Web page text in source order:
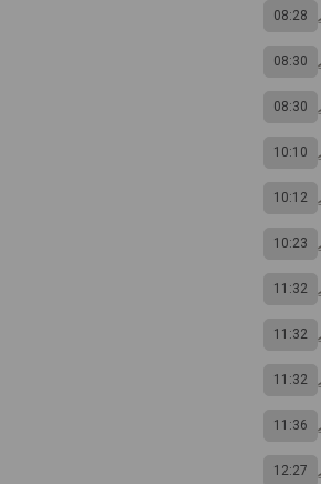
08:28
08:30
08:30
10:10
10:12
10:23
11:32
11:32
11:32
11:36
12:27